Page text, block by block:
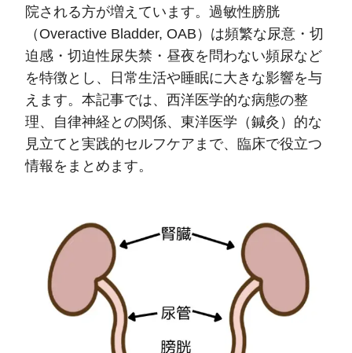
院される方が増えています。過敏性膀胱
（Overactive Bladder, OAB）は頻繁な尿意・切
迫感・切迫性尿失禁・昼夜を問わない頻尿など
を特徴とし、日常生活や睡眠に大きな影響を与
えます。本記事では、西洋医学的な病態の整
理、自律神経との関係、東洋医学（鍼灸）的な
見立てと実践的セルフケアまで、臨床で役立つ
情報をまとめます。